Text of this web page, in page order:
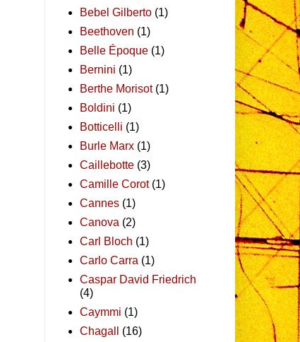
Bebel Gilberto (1)
Beethoven (1)
Belle Époque (1)
Bernini (1)
Berthe Morisot (1)
Boldini (1)
Botticelli (1)
Burle Marx (1)
Caillebotte (3)
Camille Corot (1)
Cannes (1)
Canova (2)
Carl Bloch (1)
Carlo Carra (1)
Caspar David Friedrich
(4)
Caymmi (1)
Chagall
(16)